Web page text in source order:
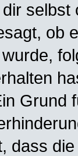
selbst
ob
Grund
dass